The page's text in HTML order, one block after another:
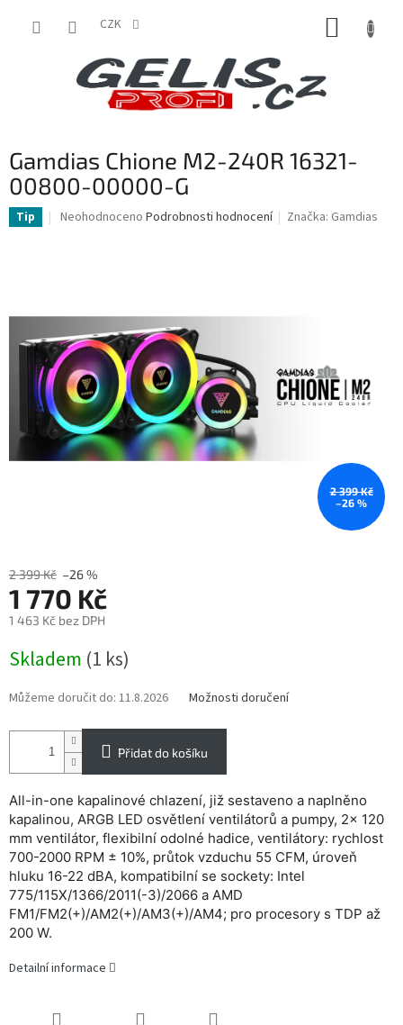
CZK
Gamdias Chione M2-240R 16321-
00800-00000-G
Tip
Průměrné
5
hvězdiček.
Neohodnoceno Podrobnosti hodnocení Značka: Gamdias
2 399 Kč
–26 %
2 399 Kč –26 %
1 770 Kč
1 463 Kč bez DPH
cena:
Skladem (1 ks)
Můžeme doručit do: 11.8.2026 Možnosti doručení
Přidat do košíku
All-in-one kapalinové chlazení, již sestaveno a naplněno
kapalinou, ARGB LED osvětlení ventilátorů a pumpy, 2x 120
mm ventilátor, flexibilní odolné hadice, ventilátory: rychlost
700-2000 RPM ± 10%, průtok vzduchu 55 CFM, úroveň
hluku 16-22 dBA, kompatibilní se sockety: Intel
775/115X/1366/2011(-3)/2066 a AMD
FM1/FM2(+)/AM2(+)/AM3(+)/AM4; pro procesory s TDP až
200 W.
Detailní informace